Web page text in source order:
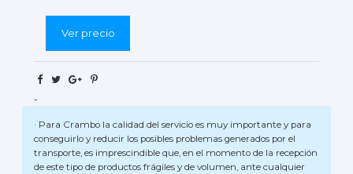
Ver precio
-
· Para Crambo la calidad del servicio es muy importante y para
conseguirlo y reducir los posibles problemas generados por el
transporte, es imprescindible que, en el momento de la recepción
de este tipo de productos frágiles y de volumen, ante cualquier